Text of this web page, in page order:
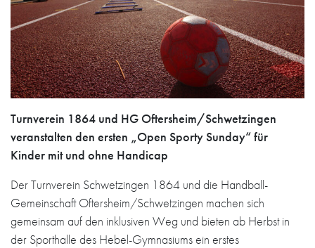
Turnverein 1864 und HG Oftersheim/Schwetzingen
veranstalten den ersten „Open Sporty Sunday“ für
Kinder mit und ohne Handicap
Der Turnverein Schwetzingen 1864 und die Handball-
Gemeinschaft Oftersheim/Schwetzingen machen sich
gemeinsam auf den inklusiven Weg und bieten ab Herbst in
der Sporthalle des Hebel-Gymnasiums ein erstes